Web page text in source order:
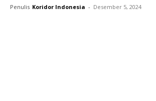
Penulis Koridor Indonesia - Desember 5, 2024